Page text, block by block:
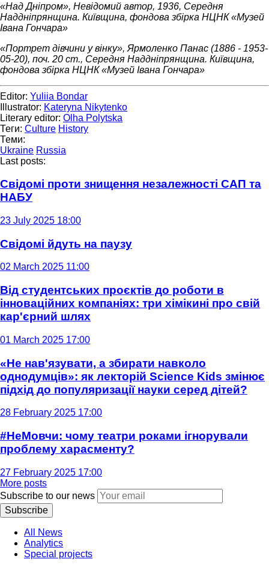
«Над Дніпром», Невідомий автор, 1936, Середня
Наддніпрянщина. Київщина, фондова збірка НЦНК «Музей
Івана Гончара»
«Портрет дівчини у вінку», Ярмоленко Панас (1886 - 1953-
05-20), поч. 20 ст., Середня Наддніпрянщина. Київщина,
фондова збірка НЦНК «Музей Івана Гончара»
Editor: Yuliia Bondar
Illustrator: Kateryna Nikytenko
Literary editor: Olha Polytska
Теги: Culture History
Теми:
Ukraine Russia
Last posts:
Свідомі проти знищення незалежності САП та
НАБУ
23 July 2025 18:00
Свідомі йдуть на паузу
02 March 2025 11:00
Від студентських проєктів до роботи в
інноваційних компаніях: три хімікині про свій
кар'єрний шлях
01 March 2025 17:00
«Не нав'язувати, а збирати навколо
однодумців»: як лекторій Science Kids змінює
підхід до популяризації науки серед дітей?
28 February 2025 17:00
#НеМовчи: чому театри роками ігнорували
проблему харасменту?
27 February 2025 17:00
More posts
Subscribe to our news
Subscribe
All News
Analytics
Special projects